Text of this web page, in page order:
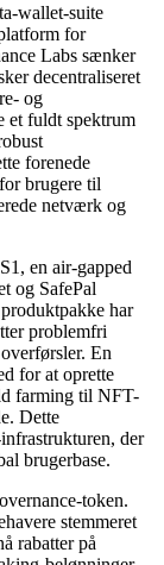
wallet-suite
for
Labs sænker
decentraliseret
og
et fuldt spektrum
forenede
brugere til
netværk og
en air-gapped
og SafePal
har
problemfri
En
for at oprette
farming til NFT-
Dette
der
brugerbase.
token.
stemmeret
rabatter på